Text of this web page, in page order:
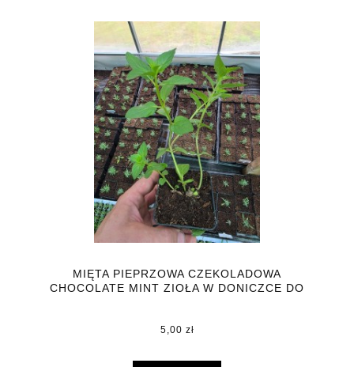
MIĘTA PIEPRZOWA CZEKOLADOWA
CHOCOLATE MINT ZIOŁA W DONICZCE DO
5,00 zł